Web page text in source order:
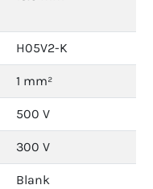
H05V2-K
1 mm²
500 V
300 V
Blank